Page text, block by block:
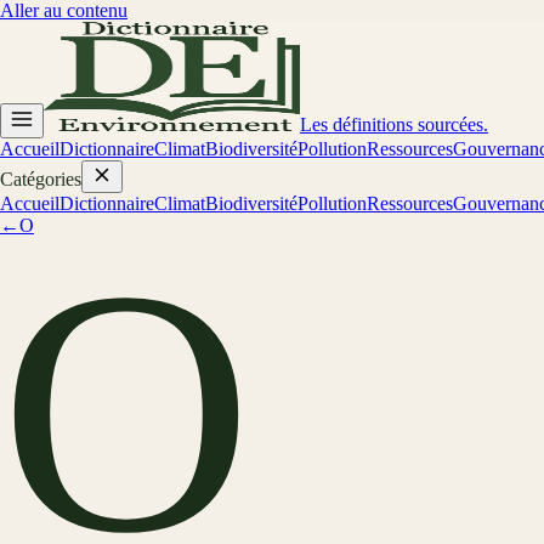
Aller au contenu
Les définitions sourcées.
AccueilDictionnaireClimatBiodiversitéPollutionRessources
Catégories
AccueilDictionnaireClimatBiodiversitéPollutionRessources
←O
O